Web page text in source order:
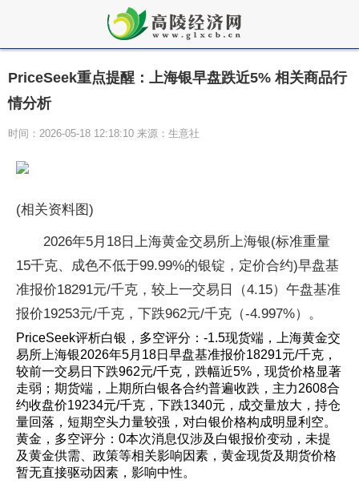
PriceSeek重点提醒：上海银早盘跌近5% 相关商品行
情分析
时间：2026-05-18 12:18:10 来源：生意社
(相关资料图)
2026年5月18日上海黄金交易所上海银(标准重量
15千克、成色不低于99.99%的银锭，定价合约)早盘基
准报价18291元/千克，较上一交易日（4.15）午盘基准
报价19253元/千克，下跌962元/千克（-4.997%）。
PriceSeek评析白银，多空评分：-1.5现货端，上海黄金交
易所上海银2026年5月18日早盘基准报价18291元/千克，
较前一交易日下跌962元/千克，跌幅近5%，现货价格显著
走弱；期货端，上期所白银各合约普遍收跌，主力2608合
约收盘价19234元/千克，下跌1340元，成交量放大，持仓
量回落，短期空头力量较强，对白银价格构成明显利空。
黄金，多空评分：0本次消息仅涉及白银报价变动，未提
及黄金供需、政策等相关影响因素，黄金现货及期货价格
暂无直接驱动因素，影响中性。